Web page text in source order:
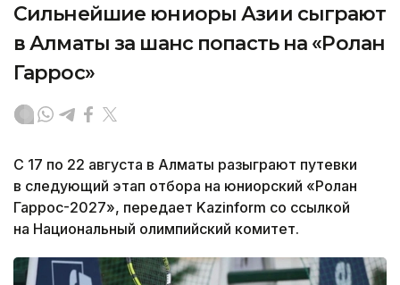
Сильнейшие юниоры Азии сыграют
в Алматы за шанс попасть на «Ролан
Гаррос»
С 17 по 22 августа в Алматы разыграют путевки
в следующий этап отбора на юниорский «Ролан
Гаррос-2027», передает Kazinform со ссылкой
на Национальный олимпийский комитет.